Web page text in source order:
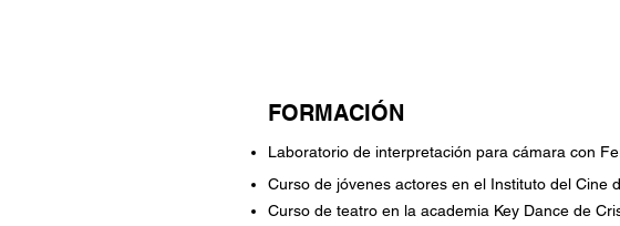
FORMACIÓN
Laboratorio de interpretación para cámara con
Curso de jóvenes actores en el Instituto del Cine
Curso de teatro en la academia Key Dance de